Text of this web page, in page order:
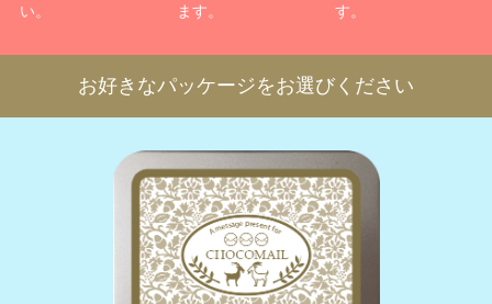
い。
ます。
す。
お好きなパッケージをお選びください